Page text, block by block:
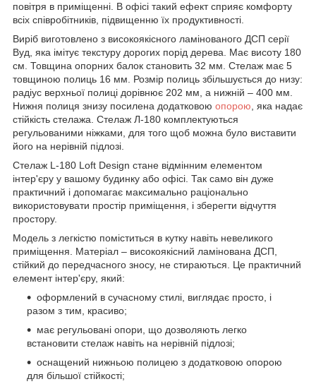
повітря в приміщенні. В офісі такий ефект сприяє комфорту
всіх співробітників, підвищенню їх продуктивності.
Виріб виготовлено з високоякісного ламінованого ДСП серії
Вуд, яка імітує текстуру дорогих порід дерева. Має висоту 180
см. Товщина опорних балок становить 32 мм. Стелаж має 5
товщиною полиць 16 мм. Розмір полиць збільшується до низу:
радіус верхньої полиці дорівнює 202 мм, а нижній – 400 мм.
Нижня полиця знизу посилена додатковою опорою, яка надає
стійкість стелажа. Стелаж Л-180 комплектуються
регульованими ніжками, для того щоб можна було виставити
його на нерівній підлозі.
Стелаж L-180 Loft Design стане відмінним елементом
інтер'єру у вашому будинку або офісі. Так само він дуже
практичний і допомагає максимально раціонально
використовувати простір приміщення, і зберегти відчуття
простору.
Модель з легкістю поміститься в кутку навіть невеликого
приміщення. Матеріал – високоякісний ламінована ДСП,
стійкий до передчасного зносу, не стираються. Це практичний
елемент інтер'єру, який:
оформлений в сучасному стилі, виглядає просто, і
разом з тим, красиво;
має регульовані опори, що дозволяють легко
встановити стелаж навіть на нерівній підлозі;
оснащений нижньою полицею з додатковою опорою
для більшої стійкості;